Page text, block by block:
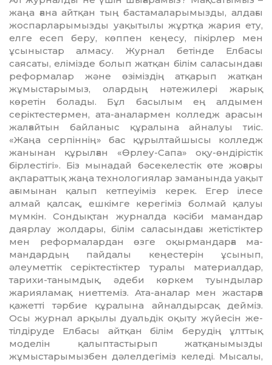
жаңа ғана айтқан тың бастамаларымызды, алдағы
жоспарларымызды уақытылы жұртқа жария ету,
елге есеп беру, көппен кеңесу, пікірлер мен
ұсыныстар алмасу. Журнал бетінде Елбасы
саясаты, елімізде болып жатқан білім саласындағы
реформалар және өзіміздің атқарып жатқан
жұмыстарымыз, олардың нәтежилері жарық
көретін болады. Бұл басылым ең алдымен
серіктес­тер­мен, ата-аналармен колледж арасын
жал­ғайтын байланыс құралына айналуы тиіс.
«Жаңа серпіннің» бас құрылтайшысы колледж
жанынан құрылған «Өрлеу-Сапа» оқу-өндірістік
бірлестігі». Біз мынадай бәсекелестік өте жоғары
ақпараттық жаңа технологиялар заманында уақыт
ағы­мынан қалып кетпеуіміз керек. Егер ілесе
алмай қалсақ, ешкімге керегіміз болмай қалуы
мүмкін. Сондықтан журналда кәсіби мамандар
даярлау жолдары, білім саласындағы жетістіктер
мен реформалардан өзге оқырмандарға ма­
мандардың пайдалы кеңестерін ұсынып,
әлеуметтік серіктестіктер туралы материалдар,
тарихи-танымдық, әдеби көркем туындылар
жарияламақ ниеттеміз. Ата-аналар мен жастарға
қажетті тәрбие құралына айналдырсақ дейміз.
Осы журнал арқылы дуальдік оқыту жүйесін же­
тіл­діруде Елбасы айтқан білім берудің ұлт­­тық
моделін қалыптастырып жатқа­ны­мызды
жұмыстарымызбен дәлелдегіміз келеді. Мысалы,